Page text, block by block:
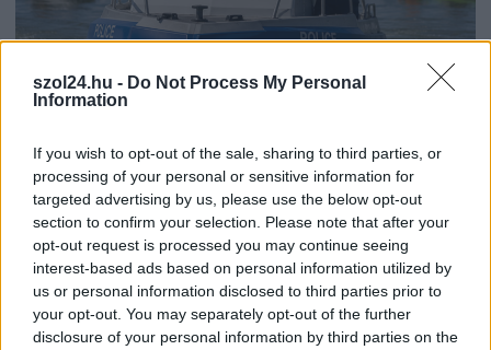
szol24.hu - Do Not Process My Personal
Information
If you wish to opt-out of the sale, sharing to third parties, or
processing of your personal or sensitive information for
targeted advertising by us, please use the below opt-out
section to confirm your selection. Please note that after your
opt-out request is processed you may continue seeing
interest-based ads based on personal information utilized by
us or personal information disclosed to third parties prior to
your opt-out. You may separately opt-out of the further
disclosure of your personal information by third parties on the
Vízitraffipax a Tisza-tavon: mostantól senki sem
úszhatja meg a száguldozást
Sokáig úgy tűnt, a Tisza-tavon mindenki úgy közlekedik,
ahogy akar. A nyári szezonban azonban betelt a...
Kék hírek